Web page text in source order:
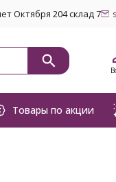
Октября 204 склад 7
Товары по акции